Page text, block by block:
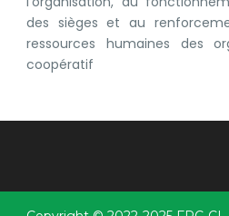
des sièges et au
ressources humaines des
coopératif